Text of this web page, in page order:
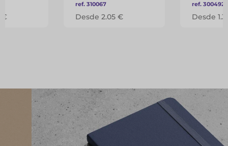
€
ref. 310067
Desde 2.05 €
ref. 300492
Desde